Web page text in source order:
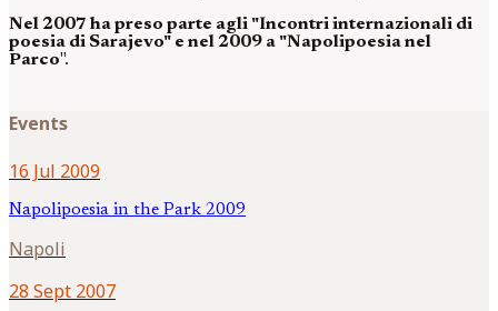
Nel 2007 ha preso parte agli "Incontri internazionali di
poesia di Sarajevo" e nel 2009 a "Napolipoesia nel
Parco".
Events
16 Jul 2009
Napolipoesia in the Park 2009
Napoli
28 Sept 2007